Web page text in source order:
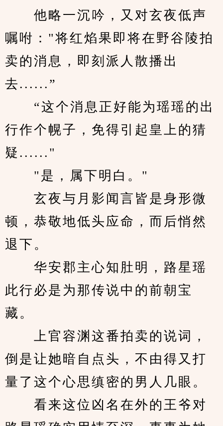
他略一沉吟，又对玄夜低声
嘱咐："将红焰果即将在野谷陵拍
卖的消息，即刻派人散播出
去......”
“这个消息正好能为瑶瑶的出
行作个幌子，免得引起皇上的猜
疑......"
"是，属下明白。"
玄夜与月影闻言皆是身形微
顿，恭敬地低头应命，而后悄然
退下。
华安郡主心知肚明，路星瑶
此行必是为那传说中的前朝宝
藏。
上官容渊这番拍卖的说词，
倒是让她暗自点头，不由得又打
量了这个心思缜密的男人几眼。
看来这位凶名在外的王爷对